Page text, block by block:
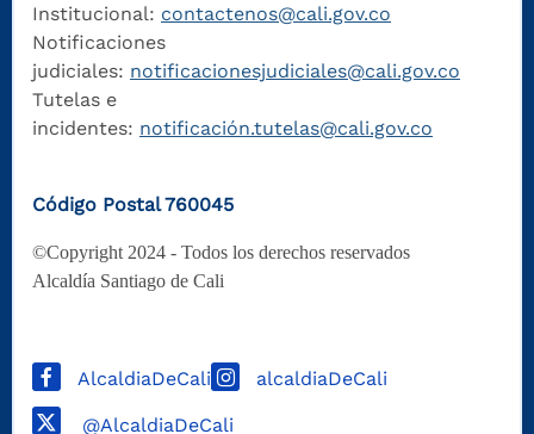
Institucional: contactenos@cali.gov.co
Notificaciones
judiciales: notificacionesjudiciales@cali.gov.co
Tutelas e
incidentes: notificación.tutelas@cali.gov.co
Código Postal 760045
©Copyright 2024 - Todos los derechos reservados
Alcaldía Santiago de Cali
AlcaldiaDeCali alcaldiaDeCali
@AlcaldiaDeCali